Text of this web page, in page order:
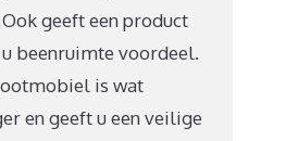
geeft een product
beenruimte voordeel.
is wat
en geeft u een veilige